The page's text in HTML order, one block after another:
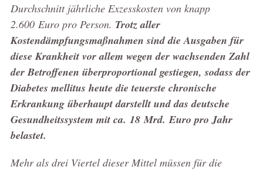
Durchschnitt jährliche Exzesskosten von knapp
2.600 Euro pro Person. Trotz aller
Kostendämpfungsmaßnahmen sind die Ausgaben für
diese Krankheit vor allem wegen der wachsenden Zahl
der Betroffenen überproportional gestiegen, sodass der
Diabetes mellitus heute die teuerste chronische
Erkrankung überhaupt darstellt und das deutsche
Gesundheitssystem mit ca. 18 Mrd. Euro pro Jahr
belastet.
Mehr als drei Viertel dieser Mittel müssen für die